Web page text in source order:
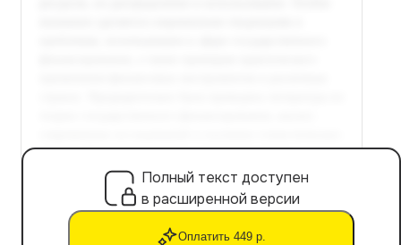
Полный текст доступен
в расширенной версии
Оплатить 449 р.